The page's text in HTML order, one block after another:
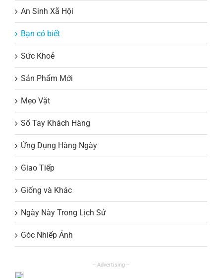
An Sinh Xã Hội
Bạn có biết
Sức Khoẻ
Sản Phẩm Mới
Mẹo Vặt
Sổ Tay Khách Hàng
Ứng Dụng Hàng Ngày
Giao Tiếp
Giống và Khác
Ngày Này Trong Lịch Sử
Góc Nhiếp Ảnh